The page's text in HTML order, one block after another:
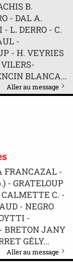
B.
- DAL A.
L. DERRO - C.
-
- H. VEYRIES
BLANCA...
Aller au message
FRANCAZAL -
- GRATELOUP
CALMETTE C. -
- NEGRO
-
BRETON JANY
GÉLY...
Aller au message